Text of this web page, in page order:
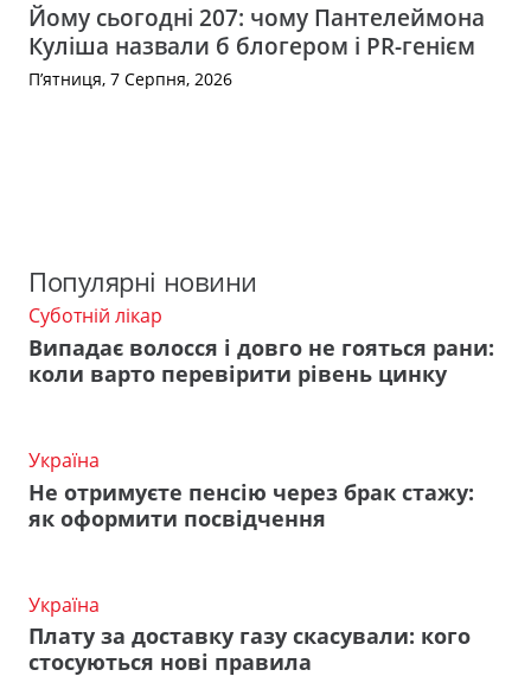
Йому сьогодні 207: чому Пантелеймона
Куліша назвали б блогером і PR-генієм
П’ятниця, 7 Серпня, 2026
Популярні новини
Суботній лікар
Випадає волосся і довго не гояться рани:
коли варто перевірити рівень цинку
Україна
Не отримуєте пенсію через брак стажу:
як оформити посвідчення
Україна
Плату за доставку газу скасували: кого
стосуються нові правила